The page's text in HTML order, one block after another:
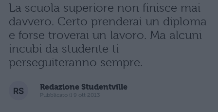
La scuola superiore non finisce mai
davvero. Certo prenderai un diploma
e forse troverai un lavoro. Ma alcuni
incubi da studente ti
perseguiteranno sempre.
Redazione Studentville
Pubblicato il 9 ott 2013